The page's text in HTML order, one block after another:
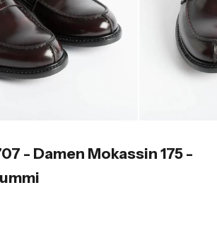
- Damen Mokassin 175 -